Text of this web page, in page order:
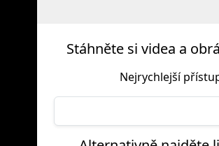
Stáhněte si videa a
Nejrychlejší